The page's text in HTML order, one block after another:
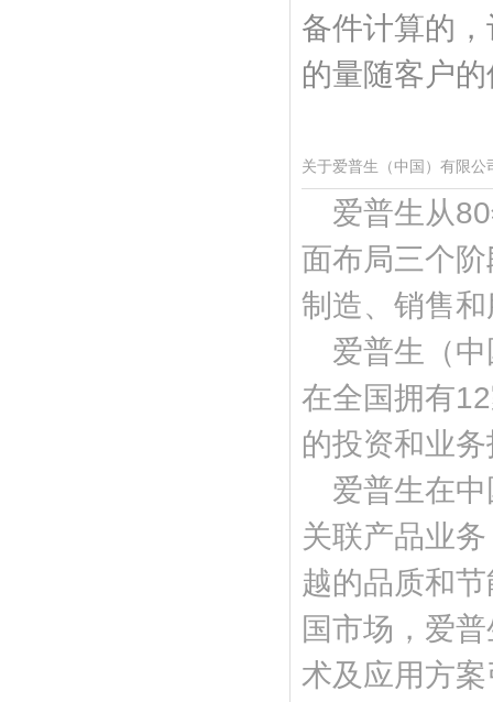
备件计算的
的量随客户
关于爱普生（中国）有限
爱普生从
面布局三个
制造、销售
爱普生（
在全国拥有
的投资和业
爱普生在
关联产品业
越的品质和
国市场，爱
术及应用方